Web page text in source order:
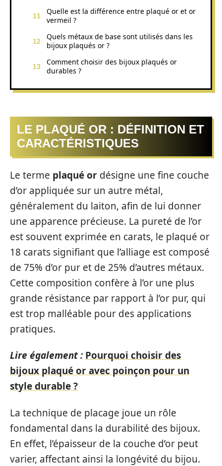
Quelle est la différence entre plaqué or et or
vermeil ?
Quels métaux de base sont utilisés dans les
bijoux plaqués or ?
Comment choisir des bijoux plaqués or
durables ?
LE PLAQUÉ OR : DÉFINITION ET
CARACTÉRISTIQUES
Le terme plaqué or désigne une fine couche
d’or appliquée sur un autre métal,
généralement du laiton, afin de lui donner
une apparence précieuse. La pureté de l’or
est souvent exprimée en carats, le plaqué or
18 carats signifiant que l’alliage est composé
de 75% d’or pur et de 25% d’autres métaux.
Cette composition confère à l’or une plus
grande résistance par rapport à l’or pur, qui
est trop malléable pour des applications
pratiques.
Lire également : Pourquoi choisir des
bijoux plaqué or avec poinçon pour un
style durable ?
La technique de placage joue un rôle
fondamental dans la durabilité des bijoux.
En effet, l’épaisseur de la couche d’or peut
varier, affectant ainsi la longévité du bijou.